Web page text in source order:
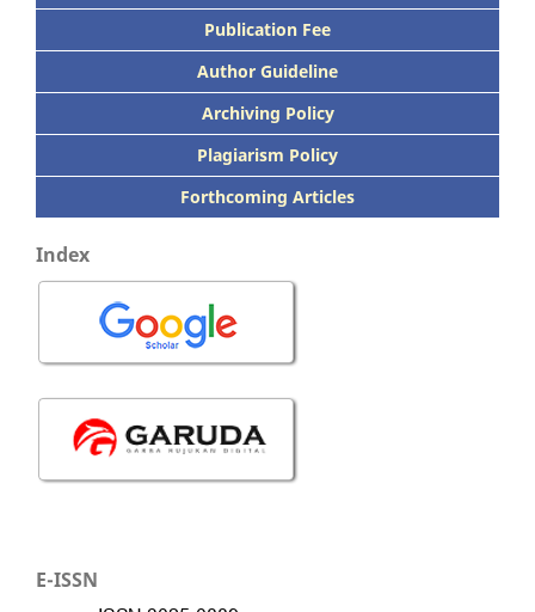
Publication Fee
Author Guideline
Archiving Policy
Plagiarism Policy
Forthcoming Articles
Index
E-ISSN